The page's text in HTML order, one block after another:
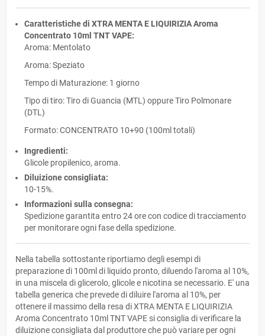
Caratteristiche di XTRA MENTA E LIQUIRIZIA Aroma
Concentrato 10ml TNT VAPE:
Aroma: Mentolato
Aroma: Speziato
Tempo di Maturazione: 1 giorno
Tipo di tiro: Tiro di Guancia (MTL) oppure Tiro Polmonare
(DTL)
Formato: CONCENTRATO 10+90 (100ml totali)
Ingredienti:
Glicole propilenico, aroma.
Diluizione consigliata:
10-15%.
Informazioni sulla consegna:
Spedizione garantita entro 24 ore con codice di tracciamento
per monitorare ogni fase della spedizione.
Nella tabella sottostante riportiamo degli esempi di
preparazione di 100ml di liquido pronto, diluendo l'aroma al 10%,
in una miscela di glicerolo, glicole e nicotina se necessario. E' una
tabella generica che prevede di diluire l'aroma al 10%, per
ottenere il massimo della resa di XTRA MENTA E LIQUIRIZIA
Aroma Concentrato 10ml TNT VAPE si consiglia di verificare la
diluizione consigliata dal produttore che può variare per ogni